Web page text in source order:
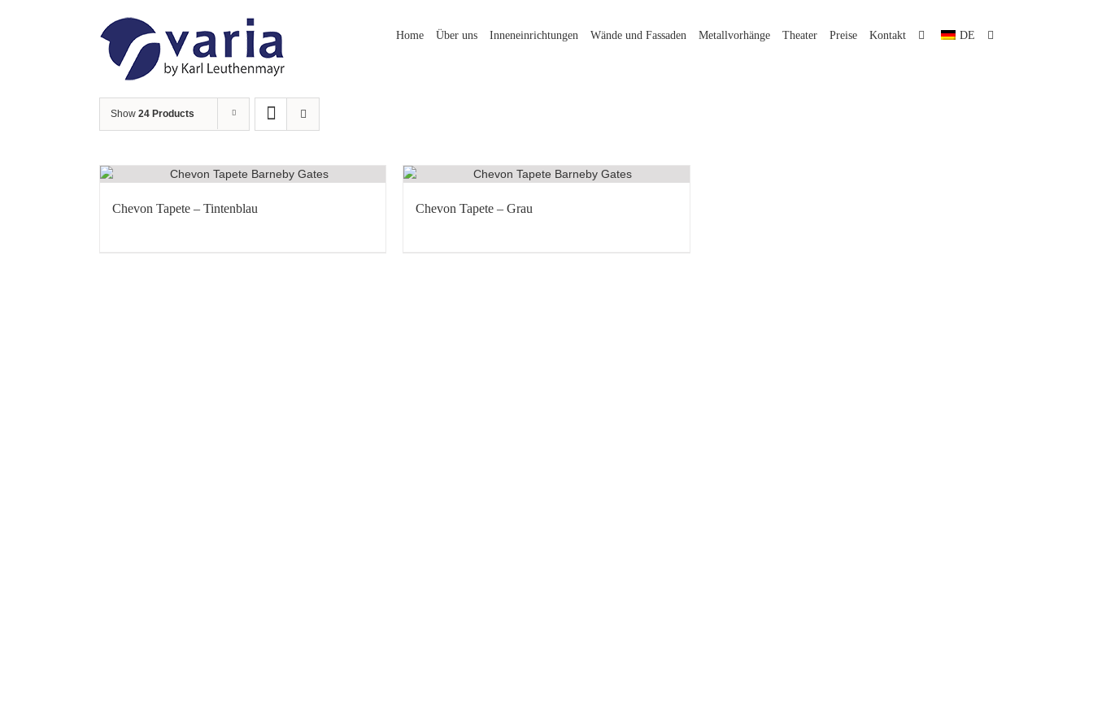
Home Über uns Inneneinrichtungen Wände und Fassaden Metallvorhänge Theater Preise Kontakt DE
Show 24 Products
Chevon Tapete – Tintenblau Chevon Tapete – Grau